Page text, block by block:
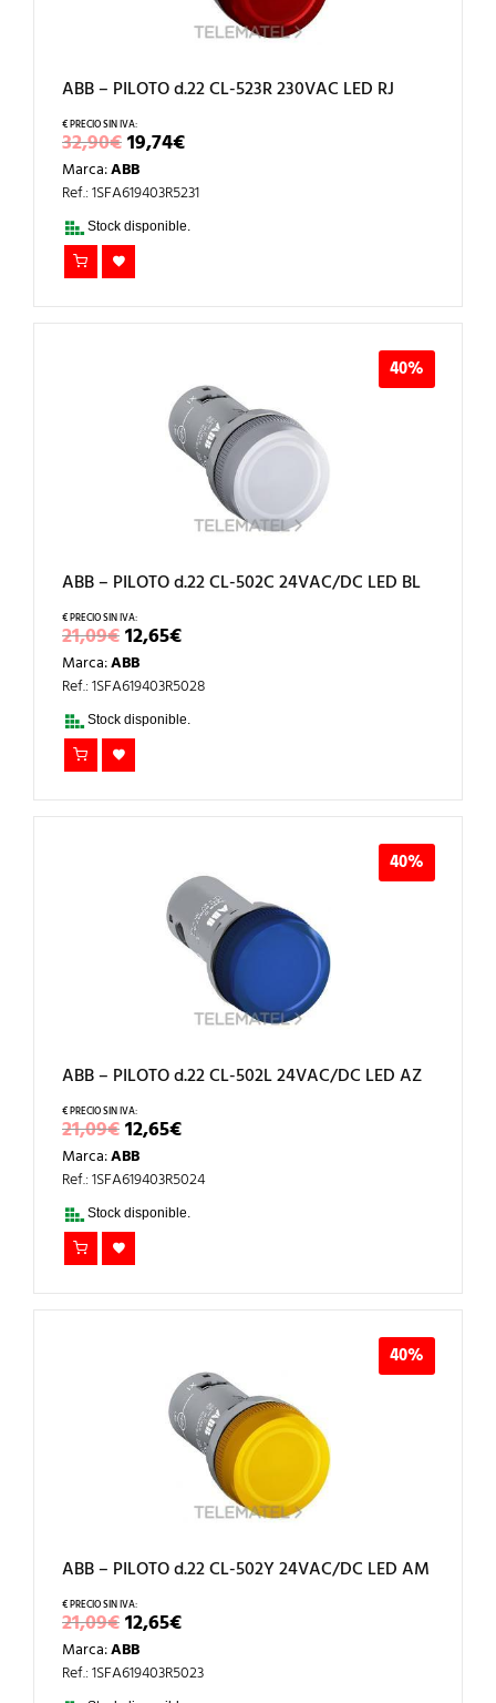
ABB – PILOTO d.22 CL-523R 230VAC LED RJ
32,90€EL
PRECIO
ORIGINAL
ERA:
32,90€.
19,74€EL
PRECIO
ES:
Marca:ABB
Ref.: 1SFA619403R5231
Stock disponible.
40%
ABB – PILOTO d.22 CL-502C 24VAC/DC LED BL
21,09€EL
PRECIO
ORIGINAL
ERA:
21,09€.
12,65€EL
PRECIO
ES:
Marca:ABB
Ref.: 1SFA619403R5028
Stock disponible.
40%
ABB – PILOTO d.22 CL-502L 24VAC/DC LED AZ
21,09€EL
PRECIO
ORIGINAL
ERA:
21,09€.
12,65€EL
PRECIO
ES:
Marca:ABB
Ref.: 1SFA619403R5024
Stock disponible.
40%
ABB – PILOTO d.22 CL-502Y 24VAC/DC LED AM
21,09€EL
PRECIO
ORIGINAL
ERA:
21,09€.
12,65€EL
PRECIO
ES:
Marca:ABB
Ref.: 1SFA619403R5023